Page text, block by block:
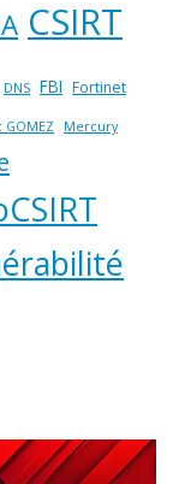
CSIRT
DNS FBI Fortinet
Mercury